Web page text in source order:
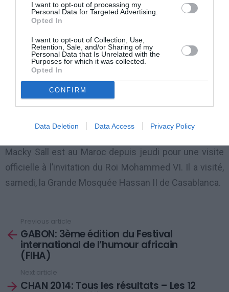
I want to opt-out of processing my
Personal Data for Targeted Advertising.
Opted In
I want to opt-out of Collection, Use,
Retention, Sale, and/or Sharing of my
Personal Data that Is Unrelated with the
Purposes for which it was collected.
Opted In
CONFIRM
Data Deletion Data Access Privacy Policy
Il s’est également engagé à oeuvrer pour
l’approfondissement des relations séculaires liant le
Maroc et le Sénégal « , mettant en exergue à cet égard
la dynamique insufflée par le Roi Mohammed VI pour
le renforcement des liens de coopération bilatérale et
leur élargissement à tous les domaines.
Le chef de l’Etat du Sénégal a également réaffirmé le
soutien de son pays à l’intégrité territoriale du Maroc.
Macky Sall est au Maroc depuis jeudi pour une visite
officielle à l’invitation du Roi Mohammed VI. Il a visité,
samedi, la Grande Mosquée Hassan II de Casablanca.
more
Previous article
GABON: 3ème édition du Festival
international de l’humour africain
(FIHA)
Next article
CHAN 2014: Tous les résultats – Les 12